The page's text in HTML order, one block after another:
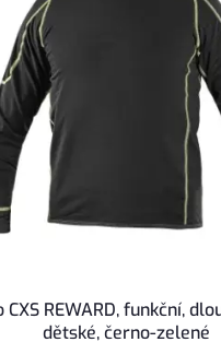
CXS REWARD, funkční,
dětské, černo-zelené